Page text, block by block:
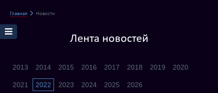
Главная Новости
Лента новостей
2013 2014 2015 2016 2017 2018 2019 2020
2021 2022 2023 2024 2025 2026